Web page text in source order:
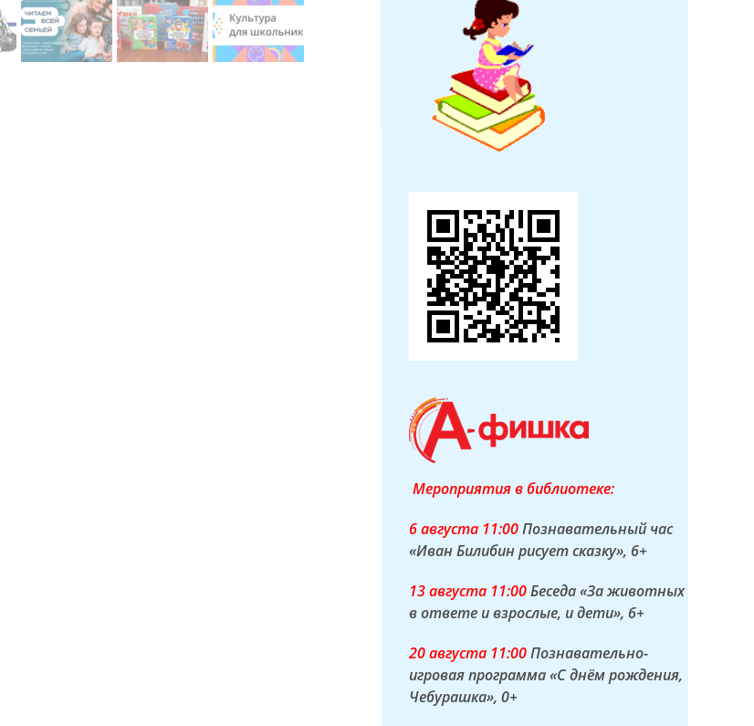
Мероприятия в библиотеке:
6 августа 11:00Познавательный час
«Иван Билибин рисует сказку», 6+
13 августа 11:00Беседа «За животных
в ответе и взрослые, и дети», 6+
20 августа 11:00Познавательно-
игровая программа «С днём рождения,
Чебурашка», 0+